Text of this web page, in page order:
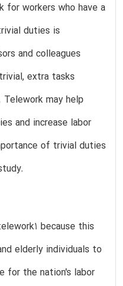
workers who have a
duties is
and colleagues
extra tasks
may help
and increase labor
of trivial duties
because this
elderly individuals to
for the nation's labor